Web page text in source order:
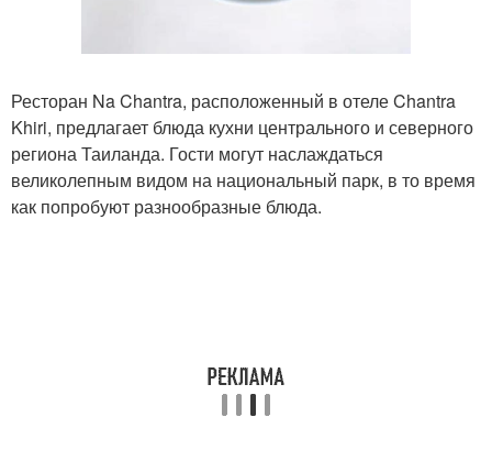
Ресторан Na Chantra, расположенный в отеле Chantra
Khiri, предлагает блюда кухни центрального и северного
региона Таиланда. Гости могут наслаждаться
великолепным видом на национальный парк, в то время
как попробуют разнообразные блюда.